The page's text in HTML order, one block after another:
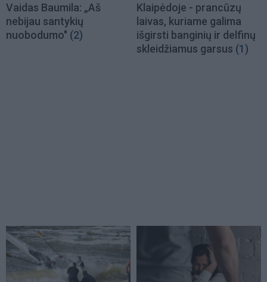
Vaidas Baumila: „Aš
nebijau santykių
nuobodumo" (2)
Klaipėdoje - prancūzų
laivas, kuriame galima
išgirsti banginių ir delfinų
skleidžiamus garsus (1)